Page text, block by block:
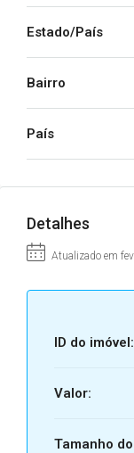
Estado/País
Bairro
País
Detalhes
Atualizado em
ID do imóvel:
Valor:
Tamanho